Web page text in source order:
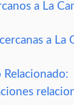
a La
a La